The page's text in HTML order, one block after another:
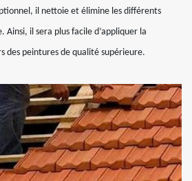
il nettoie et élimine les différents
il sera plus facile d’appliquer la
des peintures de qualité supérieure.